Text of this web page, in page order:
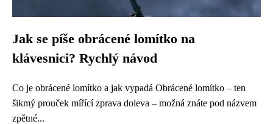
Jak se píše obrácené lomítko na
klávesnici? Rychlý návod
Co je obrácené lomítko a jak vypadá Obrácené lomítko – ten
šikmý prouček mířící zprava doleva – možná znáte pod názvem
zpětné...